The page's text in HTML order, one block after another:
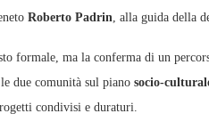
Roberto Padrin , alla guida della
formale, ma la conferma di un
due comunità sul piano
condivisi e duraturi.